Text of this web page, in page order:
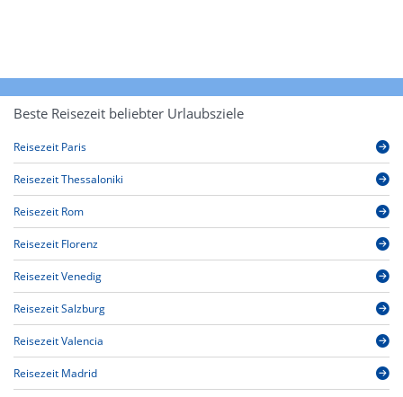
Beste Reisezeit beliebter Urlaubsziele
Reisezeit Paris
Reisezeit Thessaloniki
Reisezeit Rom
Reisezeit Florenz
Reisezeit Venedig
Reisezeit Salzburg
Reisezeit Valencia
Reisezeit Madrid